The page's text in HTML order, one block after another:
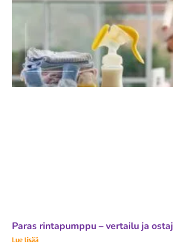
Paras rintapumppu – vertailu ja
Lue lisää